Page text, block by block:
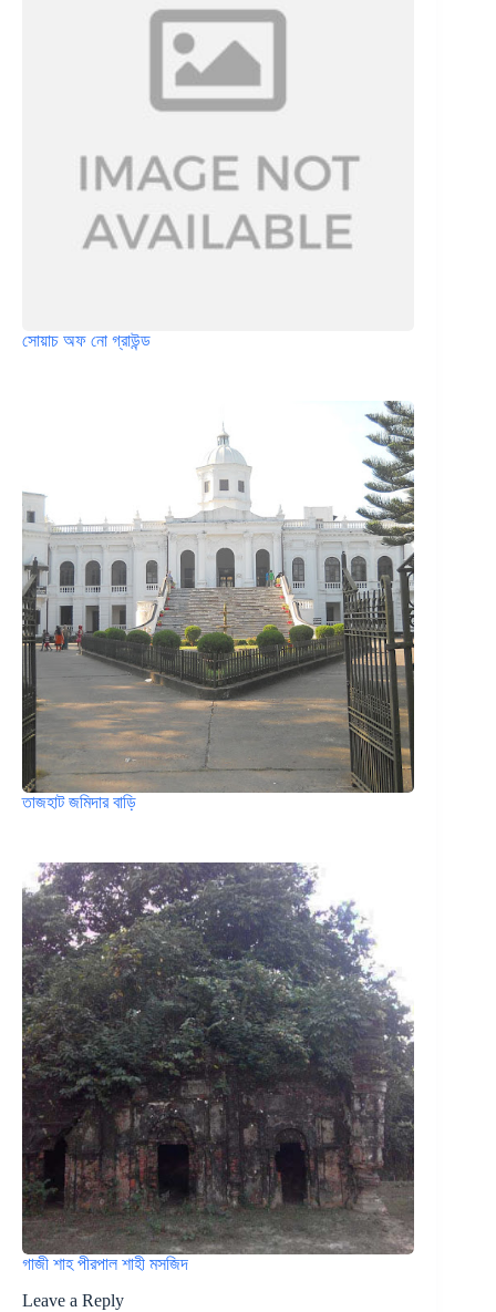
সোয়াচ অফ নো গ্রাউন্ড
তাজহাট জমিদার বাড়ি
গাজী শাহ পীরপাল শাহী মসজিদ
Leave a Reply